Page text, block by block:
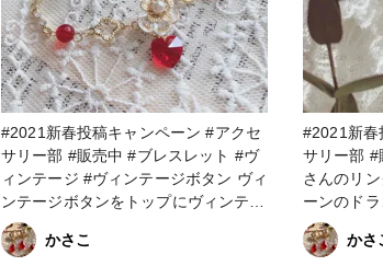
#2021新春投稿キャンペーン #アクセ
サリー部 #販売中 #ブレスレット #ヴ
ィンテージ #ヴィンテージボタン ヴィ
ンテージボタンをトップにヴィンテー
ジビーズ、スワロフスキーを合わせた
レトロな雰囲気のブレスレットです。
かさこ
#2021新春投
サリー部 #販売中 #リング 貴和製作所
さんのリ
ーンのド
ホワイト
した。 ストーを傷つけずにリング台かさ